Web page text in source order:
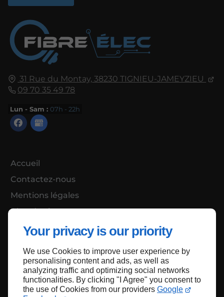
Your privacy is our priority
We use Cookies to improve user experience by
personalising content and ads, as well as
analyzing traffic and optimizing social networks
functionalities. By clicking "I Agree" you consent to
the use of Cookies from our providers Google
31 Rue du Montay, 38230 TIGNIEU-JAMEYZIEU
09 70 35 49 78
Lun - Sam : 07h - 22h
Accueil
Contactez-nous
Mentions légales
Plan du site
Haut de page